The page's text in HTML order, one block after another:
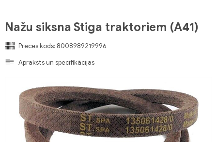
Nažu siksna Stiga traktoriem (A41)
Preces kods: 8008989219996
Apraksts un specifikācijas